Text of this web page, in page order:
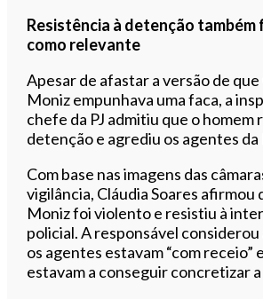
Resistência à detenção também
como relevante
Apesar de afastar a versão de
Moniz empunhava uma faca, a
chefe da PJ admitiu que o homem
detenção e agrediu os agentes da
Com base nas imagens das
vigilância, Cláudia Soares afirmou
Moniz foi violento e resistiu à
policial. A responsável considerou
os agentes estavam “com receio”
estavam a conseguir concretizar